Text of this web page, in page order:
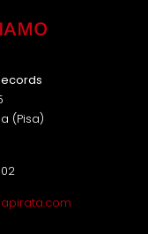
(Pisa)